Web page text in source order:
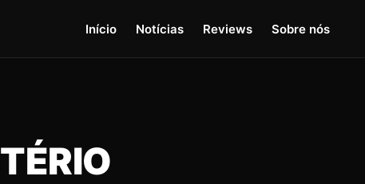
Início Notícias Reviews Sobre nós